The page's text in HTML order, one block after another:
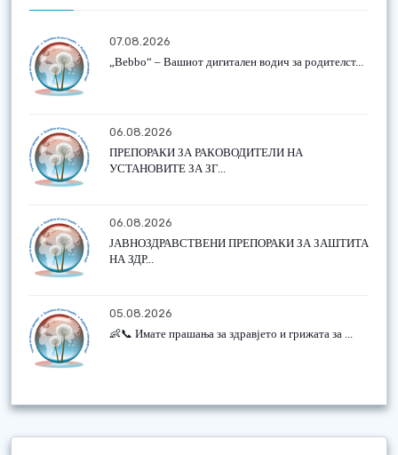
07.08.2026
„Bebbo“ – Вашиот дигитален водич за родителст...
06.08.2026
ПРЕПОРАКИ ЗА РАКОВОДИТЕЛИ НА
УСТАНОВИТЕ ЗА ЗГ...
06.08.2026
ЈАВНОЗДРАВСТВЕНИ ПРЕПОРАКИ ЗА ЗАШТИТА
НА ЗДР...
05.08.2026
👶📞 Имате прашања за здравјето и грижата за ...